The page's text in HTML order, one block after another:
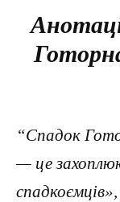
“Спадок
— це